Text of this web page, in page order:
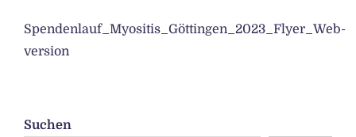
Spendenlauf_Myositis_Göttingen_2023_Flyer_Web-
version
Suchen